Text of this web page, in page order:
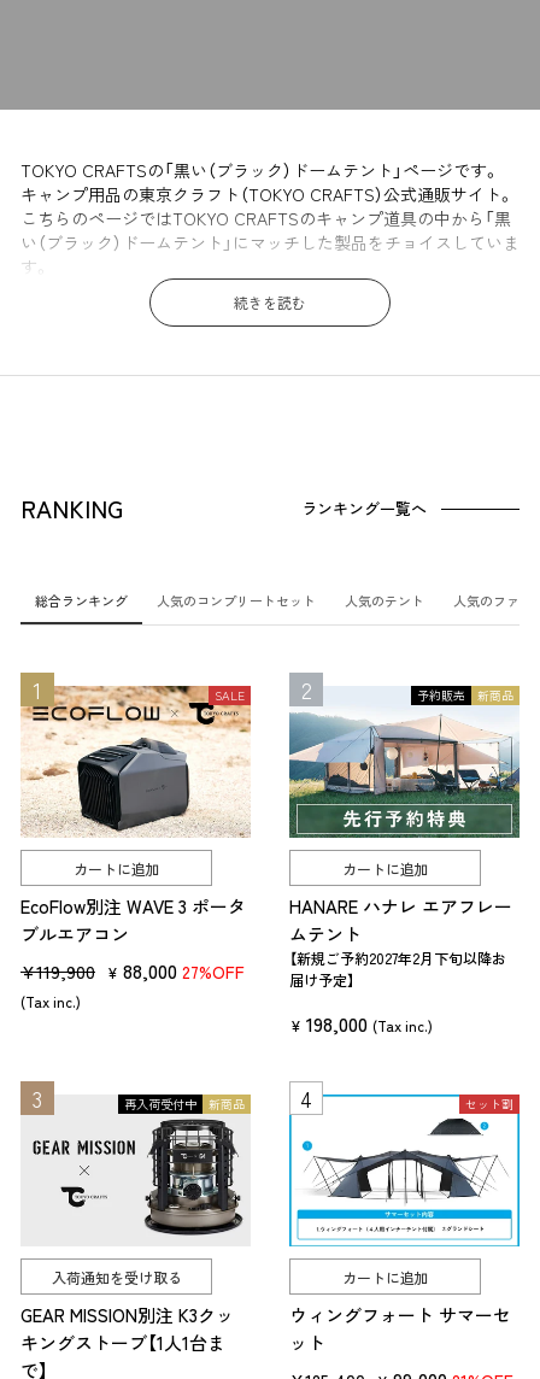
TOKYO CRAFTSの「黒い（ブラック）ドームテント」ページです。
キャンプ用品の東京クラフト（TOKYO CRAFTS）公式通販サイト。
こちらのページではTOKYO CRAFTSのキャンプ道具の中から「黒
い（ブラック）ドームテント」にマッチした製品をチョイスしていま
す。
続きを読む
RANKING ランキング一覧へ
総合ランキング 人気のコンプリートセット 人気のテント 人気のファニ
SALE
カートに追加
EcoFlow別注 WAVE 3 ポータ
ブルエアコン
販
売
¥119,900 セ
¥ 88,000 27%OFF
(Tax inc.)
新商品
予約販売
カートに追加
HANARE ハナレ エアフレー
ムテント
【新規ご予約2027年2月下旬以降お
届け予定】
¥ 198,000 (Tax inc.)
新商品
再入荷受付中
入荷通知を受け取る
GEAR MISSION別注 K3クッ
キングストーブ【1人1台ま
で】
セット割
カートに追加
ウィングフォート サマーセ
ット